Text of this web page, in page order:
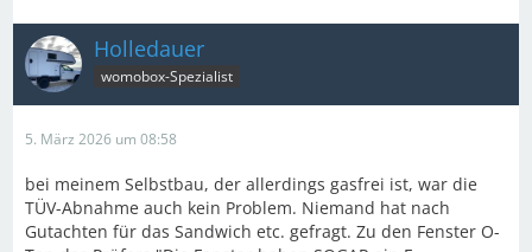
Holledauer
womobox-Spezialist
5. März 2026 um 08:58
bei meinem Selbstbau, der allerdings gasfrei ist, war die
TÜV-Abnahme auch kein Problem. Niemand hat nach
Gutachten für das Sandwich etc. gefragt. Zu den Fenster O-